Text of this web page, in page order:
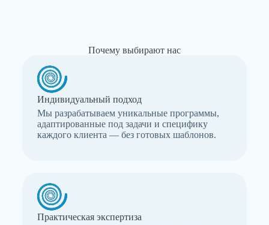
Почему выбирают нас
Индивидуальный подход
Мы разрабатываем уникальные программы,
адаптированные под задачи и специфику
каждого клиента — без готовых шаблонов.
Практическая экспертиза